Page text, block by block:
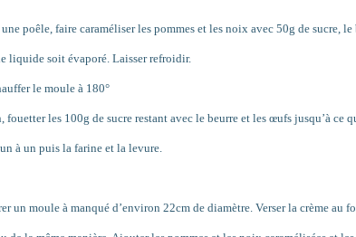
une poêle, faire caraméliser les pommes et les noix avec 50g de sucre,
liquide soit évaporé. Laisser refroidir.
le moule à 180°
fouetter les 100g de sucre restant avec le beurre et les œufs jusqu’à ce
à un puis la farine et la levure.
un moule à manqué d’environ 22cm de diamètre. Verser la crème au